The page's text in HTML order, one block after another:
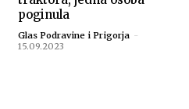
poginula
Glas Podravine i Prigorja -
15.09.2023